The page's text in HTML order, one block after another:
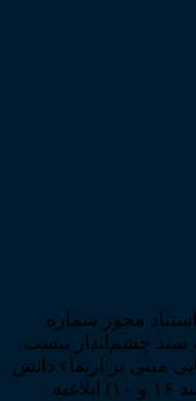
مجوز شماره
اهداف سند چشم‌انداز بیست
مبنی بر ارتقاء دانش
حقوقی جامعه و ترویج فرهنگ قانونمداری (بند ۱۶ و ۱۰) ابلاغیه